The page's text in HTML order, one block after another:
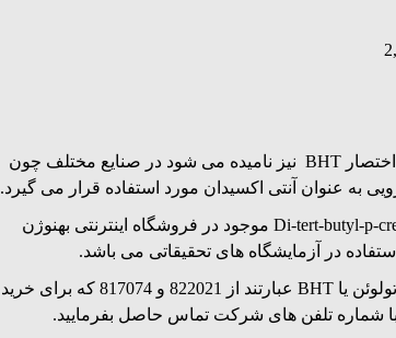
بوتیل هیدروکسی تولوئن که به اختصار BHT نیز نامیده می شود در صنایع مختلف چون
به عنوان آنتی اکسیدان مورد استفاده قرار می گیرد.
بوتیل هیدروکسی تولوئن یا Di-tert-butyl-p-cresol موجود در فروشگاه اینترنتی بهنوژن
در آزمایشگاه های تحقیقاتی می باشد.
کدهای مرک بوتیل هیدروکسی تولوئن یا BHT عبارتند از 822021 و 817074 که برای خرید
با شماره تلفن های شرکت تماس حاصل بفرمایید.